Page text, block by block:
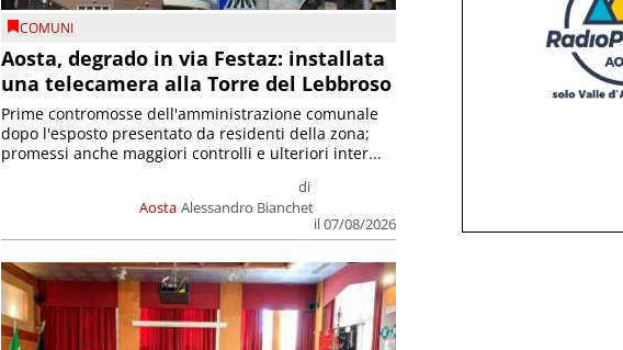
COMUNI
Aosta, degrado in via Festaz: installata
una telecamera alla Torre del Lebbroso
Aosta
di
Alessandro Bianchet
il 07/08/2026
Prime contromosse dell'amministrazione comunale
dopo l'esposto presentato da residenti della zona;
promessi anche maggiori controlli e ulteriori inter...